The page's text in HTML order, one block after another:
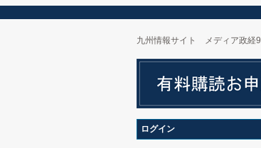
九州情報サイト メディア政経9
ログイン